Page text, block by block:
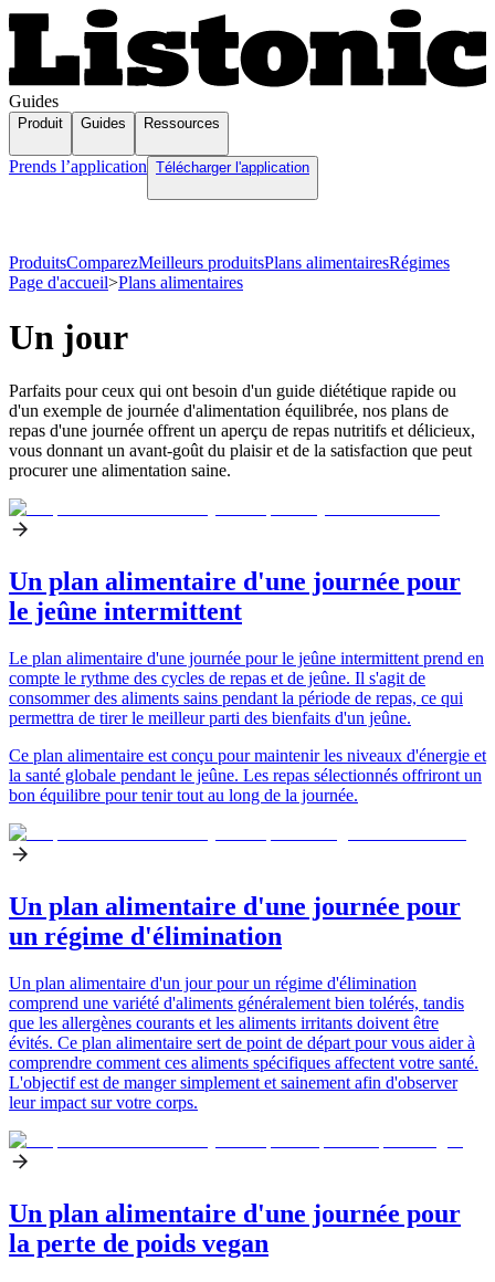
Guides
Produit Guides Ressources
Prends l’application Télécharger l'application
ProduitsComparezMeilleurs produitsPlans alimentairesRégimes
Page d'accueil>Plans alimentaires
Un jour
Parfaits pour ceux qui ont besoin d'un guide diététique rapide ou
d'un exemple de journée d'alimentation équilibrée, nos plans de
repas d'une journée offrent un aperçu de repas nutritifs et délicieux,
vous donnant un avant-goût du plaisir et de la satisfaction que peut
procurer une alimentation saine.
Un plan alimentaire d'une journée pour
le jeûne intermittent
Le plan alimentaire d'une journée pour le jeûne intermittent prend en
compte le rythme des cycles de repas et de jeûne. Il s'agit de
consommer des aliments sains pendant la période de repas, ce qui
permettra de tirer le meilleur parti des bienfaits d'un jeûne.
Ce plan alimentaire est conçu pour maintenir les niveaux d'énergie et
la santé globale pendant le jeûne. Les repas sélectionnés offriront un
bon équilibre pour tenir tout au long de la journée.
Un plan alimentaire d'une journée pour
un régime d'élimination
Un plan alimentaire d'un jour pour un régime d'élimination
comprend une variété d'aliments généralement bien tolérés, tandis
que les allergènes courants et les aliments irritants doivent être
évités. Ce plan alimentaire sert de point de départ pour vous aider à
comprendre comment ces aliments spécifiques affectent votre santé.
L'objectif est de manger simplement et sainement afin d'observer
leur impact sur votre corps.
Un plan alimentaire d'une journée pour
la perte de poids vegan